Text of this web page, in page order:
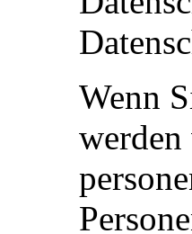
Wenn
werden